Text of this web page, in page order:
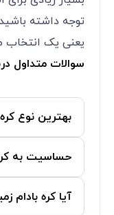
توجه داشته
یعنی یک انتخاب
سوالات متداول
بهترین نوع
حساسیت به
آیا کره